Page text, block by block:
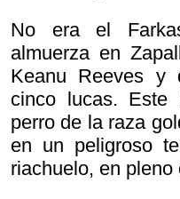
No era el
almuerza en
Keanu Reeves y
cinco lucas. Este
perro de la raza
en un peligroso
riachuelo, en